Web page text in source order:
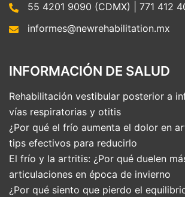
55 4201 9090 (CDMX) | 771 412
informes@newrehabilitation.mx
INFORMACIÓN DE SALUD
Rehabilitación vestibular posterior a
vías respiratorias y otitis
¿Por qué el frío aumenta el dolor en
tips efectivos para reducirlo
El frío y la artritis: ¿Por qué duelen
articulaciones en época de invierno
¿Por qué siento que pierdo el